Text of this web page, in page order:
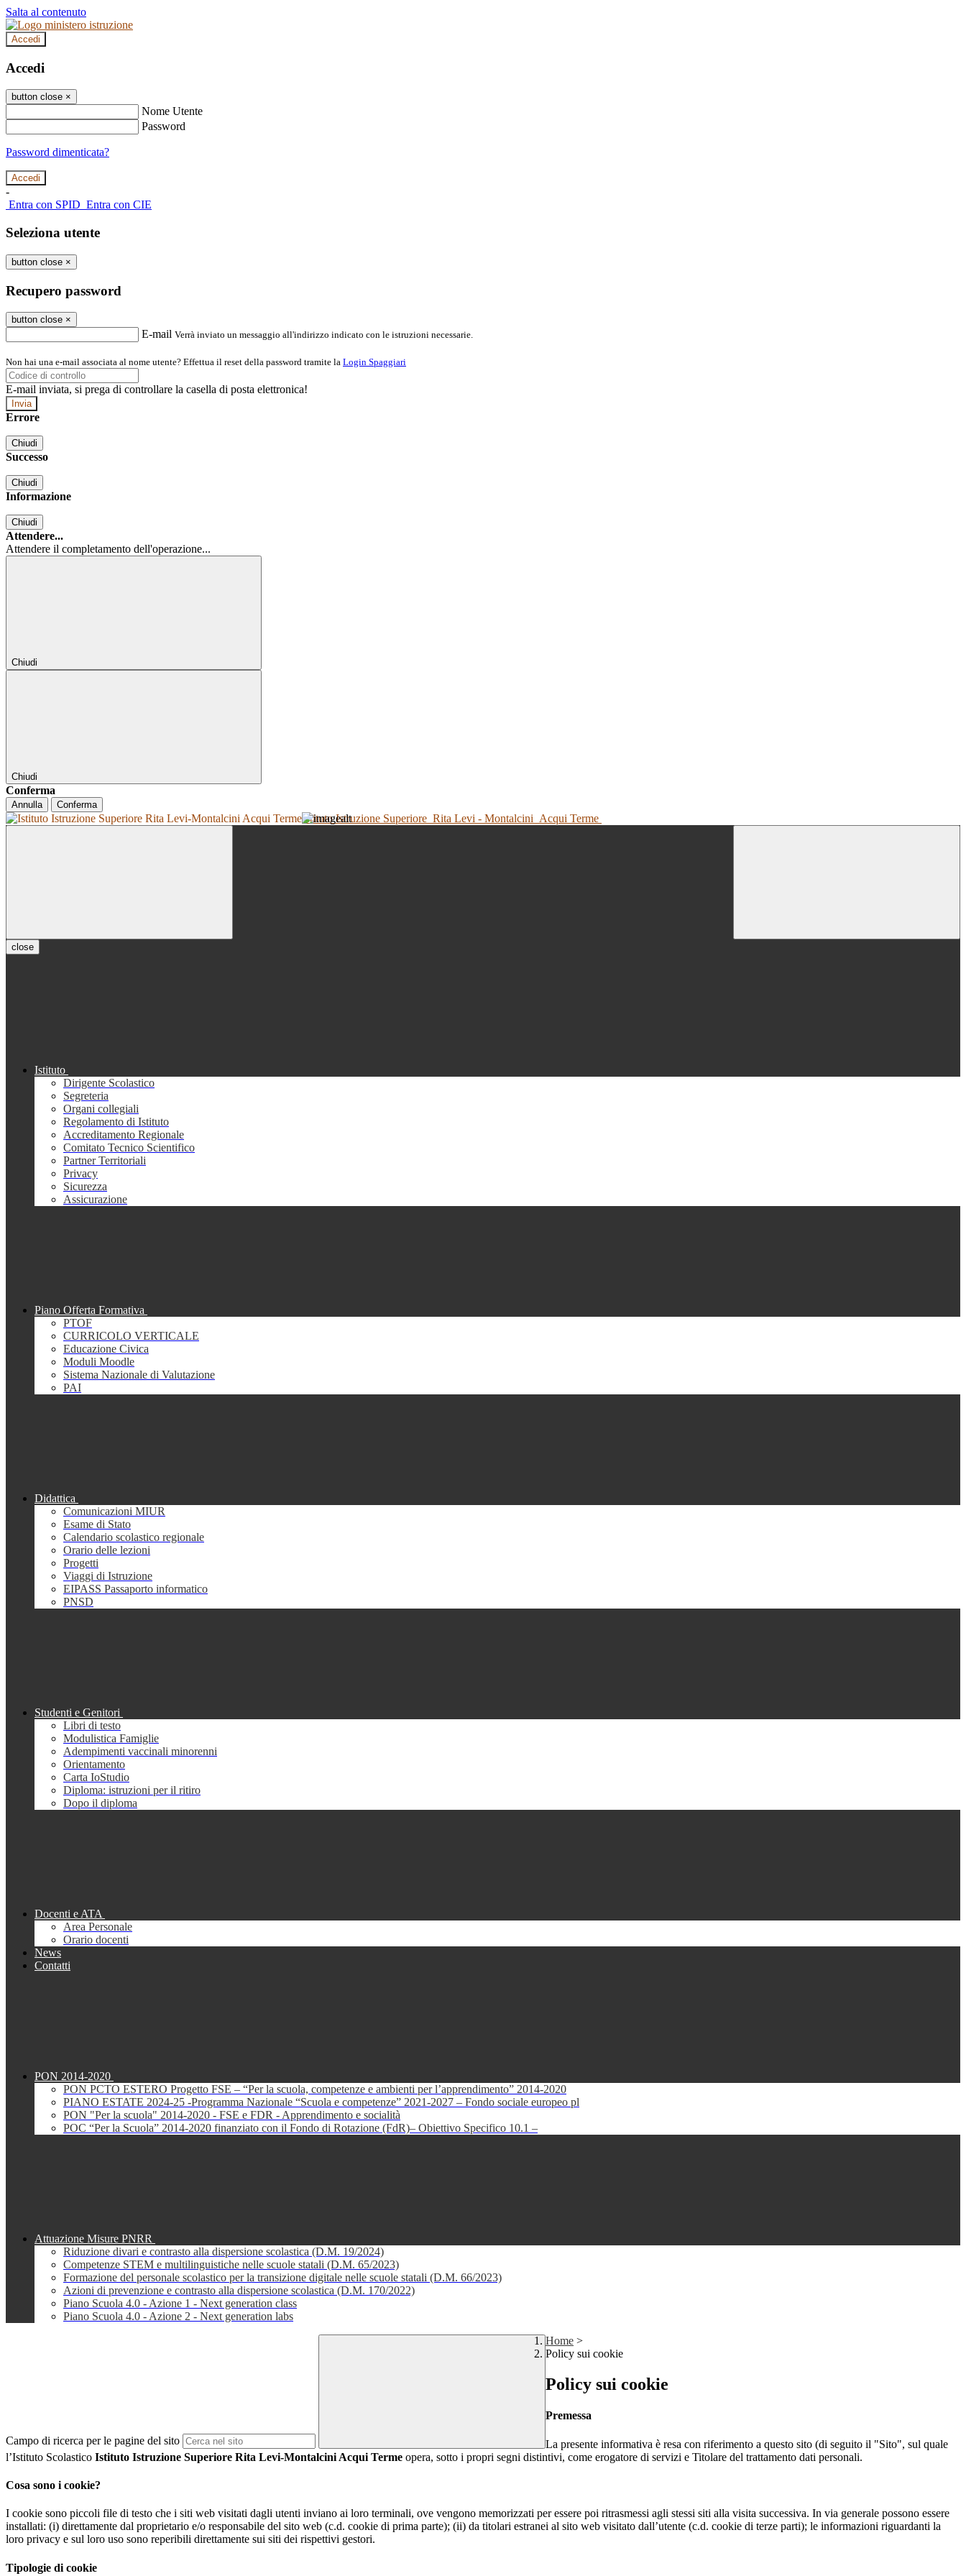
Salta al contenuto
Accedi
Accedi
button close ×
Nome Utente
Password
Password dimenticata?
-
Entra con SPID Entra con CIE
Seleziona utente
button close ×
Recupero password
button close ×
E-mail Verrà inviato un messaggio all'indirizzo indicato con le istruzioni necessarie.
Non hai una e-mail associata al nome utente? Effettua il reset della password tramite la Login Spaggiari
E-mail inviata, si prega di controllare la casella di posta elettronica!
Errore
Chiudi
Successo
Chiudi
Informazione
Chiudi
Attendere...
Attendere il completamento dell'operazione...
Chiudi
Chiudi
Conferma
Annulla Conferma
Istituto Istruzione Superiore Rita Levi - Montalcini Acqui Terme
close
Istituto
Dirigente Scolastico
Segreteria
Organi collegiali
Regolamento di Istituto
Accreditamento Regionale
Comitato Tecnico Scientifico
Partner Territoriali
Privacy
Sicurezza
Assicurazione
Piano Offerta Formativa
PTOF
CURRICOLO VERTICALE
Educazione Civica
Moduli Moodle
Sistema Nazionale di Valutazione
PAI
Didattica
Comunicazioni MIUR
Esame di Stato
Calendario scolastico regionale
Orario delle lezioni
Progetti
Viaggi di Istruzione
EIPASS Passaporto informatico
PNSD
Studenti e Genitori
Libri di testo
Modulistica Famiglie
Adempimenti vaccinali minorenni
Orientamento
Carta IoStudio
Diploma: istruzioni per il ritiro
Dopo il diploma
Docenti e ATA
Area Personale
Orario docenti
News
Contatti
PON 2014-2020
PON PCTO ESTERO Progetto FSE – “Per la scuola, competenze e ambienti per l’apprendimento” 2014-2020
PIANO ESTATE 2024-25 -Programma Nazionale “Scuola e competenze” 2021-2027 – Fondo sociale europeo pl
PON "Per la scuola" 2014-2020 - FSE e FDR - Apprendimento e socialità
POC “Per la Scuola” 2014-2020 finanziato con il Fondo di Rotazione (FdR)– Obiettivo Specifico 10.1 –
Attuazione Misure PNRR
Riduzione divari e contrasto alla dispersione scolastica (D.M. 19/2024)
Competenze STEM e multilinguistiche nelle scuole statali (D.M. 65/2023)
Formazione del personale scolastico per la transizione digitale nelle scuole statali (D.M. 66/2023)
Azioni di prevenzione e contrasto alla dispersione scolastica (D.M. 170/2022)
Piano Scuola 4.0 - Azione 1 - Next generation class
Piano Scuola 4.0 - Azione 2 - Next generation labs
Campo di ricerca per le pagine del sito
Home >
Policy sui cookie
Policy sui cookie
Premessa
La presente informativa è resa con riferimento a questo sito (di seguito il "Sito", sul quale
l’Istituto Scolastico Istituto Istruzione Superiore Rita Levi-Montalcini Acqui Terme opera, sotto i propri segni distintivi, come erogatore di servizi e Titolare del trattamento dati personali.
Cosa sono i cookie?
I cookie sono piccoli file di testo che i siti web visitati dagli utenti inviano ai loro terminali, ove vengono memorizzati per essere poi ritrasmessi agli stessi siti alla visita successiva. In via generale possono essere
installati: (i) direttamente dal proprietario e/o responsabile del sito web (c.d. cookie di prima parte); (ii) da titolari estranei al sito web visitato dall’utente (c.d. cookie di terze parti); le informazioni riguardanti la
loro privacy e sul loro uso sono reperibili direttamente sui siti dei rispettivi gestori.
Tipologie di cookie